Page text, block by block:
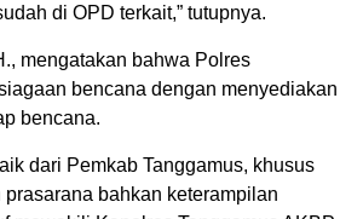
di OPD terkait,” tutupnya.
mengatakan bahwa Polres
bencana dengan menyediakan
bencana.
dari Pemkab Tanggamus, khusus
bahkan keterampilan